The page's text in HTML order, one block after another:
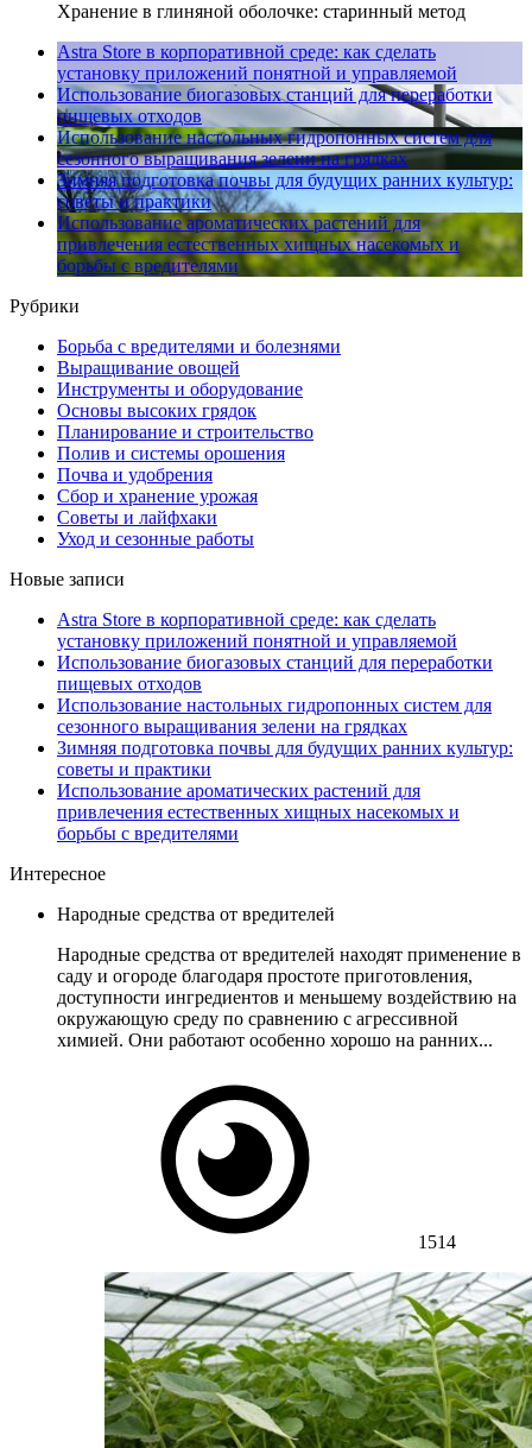
Хранение в глиняной оболочке: старинный метод
Astra Store в корпоративной среде: как сделать
установку приложений понятной и управляемой
Использование биогазовых станций для переработки
пищевых отходов
Использование настольных гидропонных систем для
сезонного выращивания зелени на грядках
Зимняя подготовка почвы для будущих ранних культур:
советы и практики
Использование ароматических растений для
привлечения естественных хищных насекомых и
борьбы с вредителями
Рубрики
Борьба с вредителями и болезнями
Выращивание овощей
Инструменты и оборудование
Основы высоких грядок
Планирование и строительство
Полив и системы орошения
Почва и удобрения
Сбор и хранение урожая
Советы и лайфхаки
Уход и сезонные работы
Новые записи
Astra Store в корпоративной среде: как сделать
установку приложений понятной и управляемой
Использование биогазовых станций для переработки
пищевых отходов
Использование настольных гидропонных систем для
сезонного выращивания зелени на грядках
Зимняя подготовка почвы для будущих ранних культур:
советы и практики
Использование ароматических растений для
привлечения естественных хищных насекомых и
борьбы с вредителями
Интересное
Народные средства от вредителей
Народные средства от вредителей находят применение в
саду и огороде благодаря простоте приготовления,
доступности ингредиентов и меньшему воздействию на
окружающую среду по сравнению с агрессивной
химией. Они работают особенно хорошо на ранних...
1514